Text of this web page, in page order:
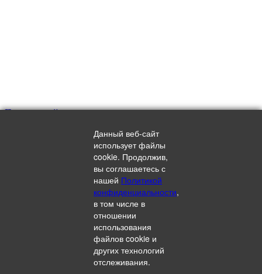
Предыдущий компонент
Следующий компонент
Витальные компоненты Стиль жизни
Аптечная марка, помогающая эффективно поддерживать
здоровье всех членов семьи. Продукты
всё, чтобы поддержать ваше здоровье сегодня изнутри
info@vitateka.ru
Данный веб-сайт
использует файлы
cookie. Продолжив,
вы соглашаетесь с
нашей Политикой
конфиденциальности,
в том числе в
отношении
использования
файлов cookie и
других технологий
отслеживания.